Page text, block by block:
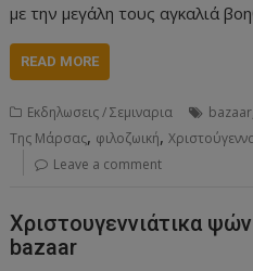
με την μεγάλη τους αγκαλιά
READ MORE
Εκδηλωσεις / Σεμιναρια bazaar
Της Μάρσας, φιλοζωική,
Leave a comment
Χριστουγεννιάτικα
bazaar